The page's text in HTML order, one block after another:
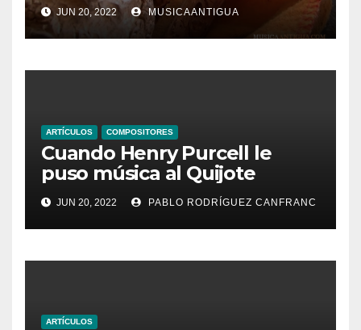
JUN 20, 2022 MUSICAANTIGUA
ARTÍCULOS COMPOSITORES
Cuando Henry Purcell le
puso música al Quijote
JUN 20, 2022 PABLO RODRÍGUEZ CANFRANC
ARTÍCULOS